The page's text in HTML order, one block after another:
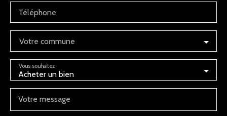
Téléphone
Votre commune
Acheter un bien
Vous souhaitez
Votre message